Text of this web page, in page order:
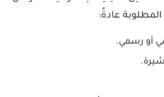
عادةً:
أو رسمي.